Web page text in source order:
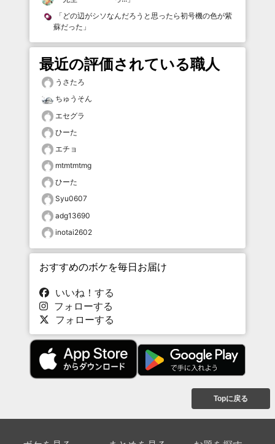
「 どの辺がシソなんだろうと思ったら初号機の色が紫
蘇だった 」
最近の評価されている職人
うさたろ
ちゅうそん
エセグラ
ひーた
エチョ
mtmtmtmg
ひーた
Syu0607
adg13690
inotai2602
おすすめのボケを毎日お届け
いいね！する
フォローする
フォローする
Topに戻る